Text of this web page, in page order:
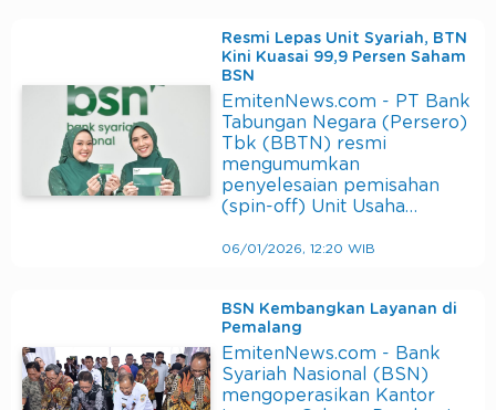
Resmi Lepas Unit Syariah, BTN
Kini Kuasai 99,9 Persen Saham
BSN
EmitenNews.com - PT Bank
Tabungan Negara (Persero)
Tbk (BBTN) resmi
mengumumkan
penyelesaian pemisahan
(spin-off) Unit Usaha…
06/01/2026, 12:20 WIB
BSN Kembangkan Layanan di
Pemalang
EmitenNews.com - Bank
Syariah Nasional (BSN)
mengoperasikan Kantor